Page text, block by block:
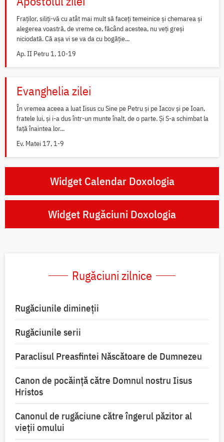
Fraților, siliți-vă cu atât mai mult să faceți temeinice și chemarea și
alegerea voastră, de vreme ce, făcând acestea, nu veți greși
niciodată. Că așa vi se va da cu bogăție...
Ap. II Petru 1, 10-19
Evanghelia zilei
În vremea aceea a luat Iisus cu Sine pe Petru și pe Iacov și pe Ioan,
fratele lui, și i-a dus într-un munte înalt, de o parte. Și S-a schimbat la
față înaintea lor...
Ev. Matei 17, 1-9
Widget Calendar Doxologia
Widget Rugăciuni Doxologia
Rugăciuni zilnice
Rugăciunile dimineții
Rugăciunile serii
Paraclisul Preasfintei Născătoare de Dumnezeu
Canon de pocăință către Domnul nostru Iisus
Hristos
Canonul de rugăciune către îngerul păzitor al
vieții omului